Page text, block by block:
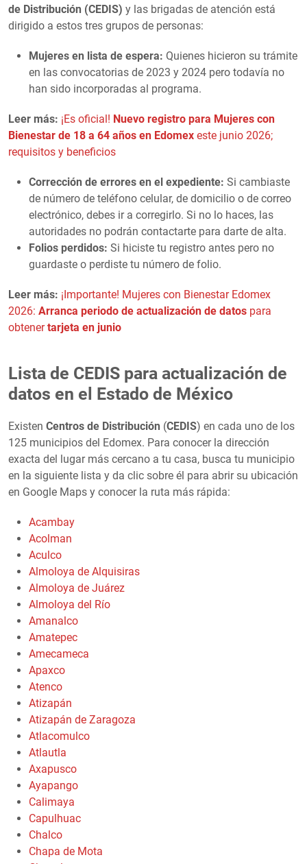
de Distribución (CEDIS) y las brigadas de atención está
dirigido a estos tres grupos de personas:
Mujeres en lista de espera: Quienes hicieron su trámite
en las convocatorias de 2023 y 2024 pero todavía no
han sido incorporadas al programa.
Leer más: ¡Es oficial! Nuevo registro para Mujeres con
Bienestar de 18 a 64 años en Edomex este junio 2026;
requisitos y beneficios
Corrección de errores en el expediente: Si cambiaste
de número de teléfono celular, de domicilio o de correo
electrónico, debes ir a corregirlo. Si no lo haces, las
autoridades no podrán contactarte para darte de alta.
Folios perdidos: Si hiciste tu registro antes pero no
guardaste o perdiste tu número de folio.
Leer más: ¡Importante! Mujeres con Bienestar Edomex
2026: Arranca periodo de actualización de datos para
obtenertarjeta en junio
Lista de CEDIS para actualización de
datos en el Estado de México
Existen Centros de Distribución (CEDIS) en cada uno de los
125 municipios del Edomex. Para conocer la dirección
exacta del lugar más cercano a tu casa, busca tu municipio
en la siguiente lista y da clic sobre él para abrir su ubicación
en Google Maps y conocer la ruta más rápida:
Acambay
Acolman
Aculco
Almoloya de Alquisiras
Almoloya de Juárez
Almoloya del Río
Amanalco
Amatepec
Amecameca
Apaxco
Atenco
Atizapán
Atizapán de Zaragoza
Atlacomulco
Atlautla
Axapusco
Ayapango
Calimaya
Capulhuac
Chalco
Chapa de Mota